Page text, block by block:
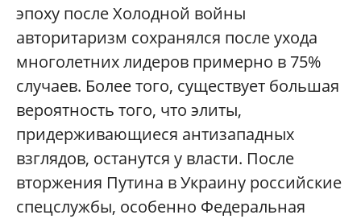
эпоху после Холодной войны
авторитаризм сохранялся после ухода
многолетних лидеров примерно в 75%
случаев. Более того, существует большая
вероятность того, что элиты,
придерживающиеся антизападных
взглядов, останутся у власти. После
вторжения Путина в Украину российские
спецслужбы, особенно Федеральная